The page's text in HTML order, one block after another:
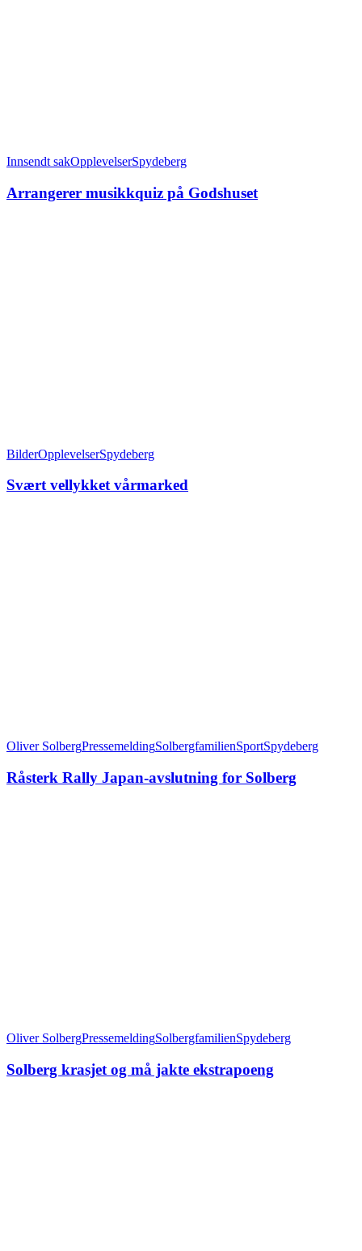
Innsendt sakOpplevelserSpydeberg
Arrangerer musikkquiz på Godshuset
BilderOpplevelserSpydeberg
Svært vellykket vårmarked
Oliver SolbergPressemeldingSolbergfamilienSportSpydeberg
Råsterk Rally Japan-avslutning for Solberg
Oliver SolbergPressemeldingSolbergfamilienSpydeberg
Solberg krasjet og må jakte ekstrapoeng